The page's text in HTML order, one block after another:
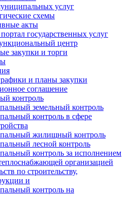
услуг
схемы
акты
государственных услуг
центр
закупки и торги
и планы закупки
соглашение
контроль
земельный контроль
контроль в сфере
жилищный контроль
лесной контроль
контроль за исполнением
организацией
по строительству,
и
контроль на